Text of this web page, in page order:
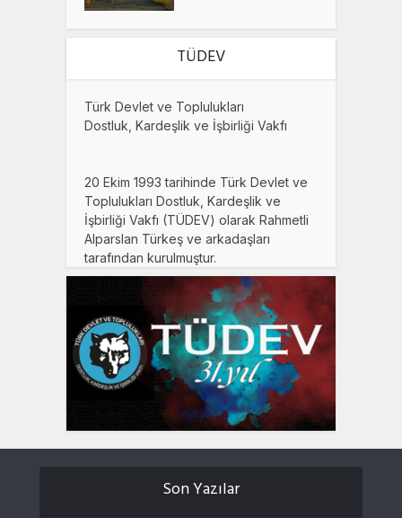
TÜDEV
Türk Devlet ve Toplulukları
Dostluk, Kardeşlik ve İşbirliği Vakfı
20 Ekim 1993 tarihinde Türk Devlet ve
Toplulukları Dostluk, Kardeşlik ve
İşbirliği Vakfı (TÜDEV) olarak Rahmetli
Alparslan Türkeş ve arkadaşları
tarafından kurulmuştur.
Son Yazılar